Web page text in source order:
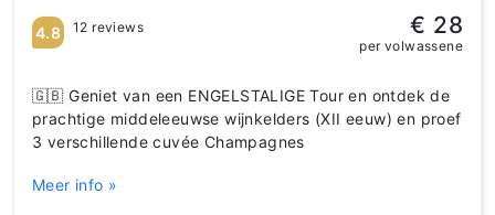
🇬🇧 Geniet van een ENGELSTALIGE Tour en ontdek de
prachtige middeleeuwse wijnkelders (XII eeuw) en proef
3 verschillende cuvée Champagnes
Meer info »
4.8 12 reviews € 28
per volwassene